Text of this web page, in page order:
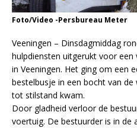
Foto/Video -Persbureau Meter
Veeningen – Dinsdagmiddag
hulpdiensten uitgerukt voor
in Veeningen. Het ging om een
bestelbusje in een bocht van
tot stilstand kwam.
Door gladheid verloor de
voertuig. De bestuurder is in de